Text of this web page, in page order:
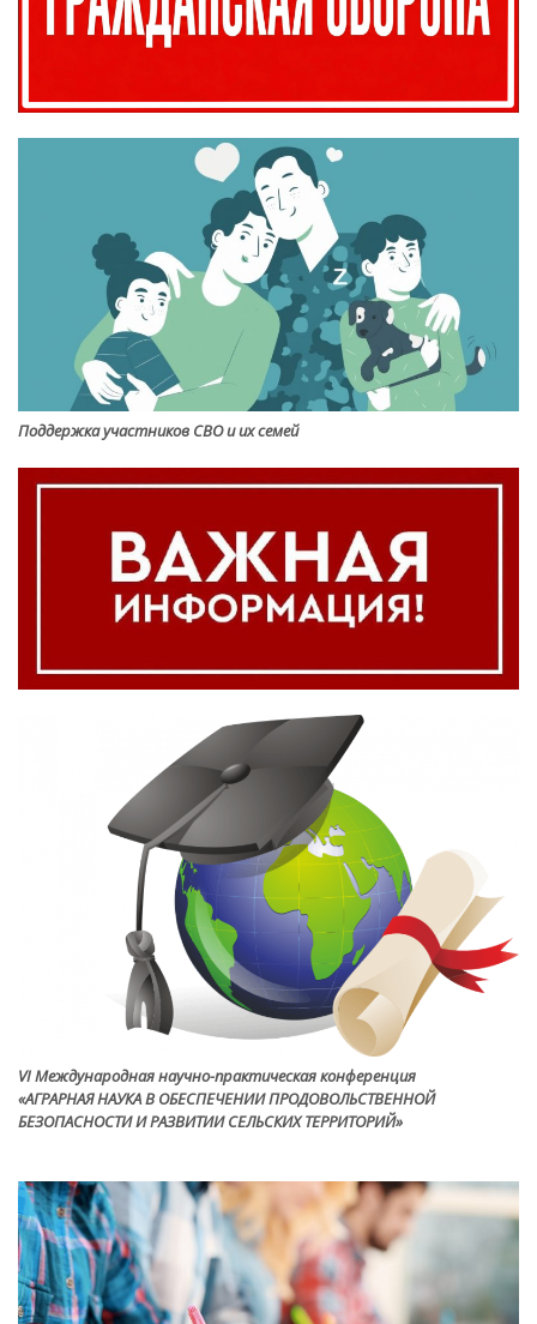
Поддержка участников СВО и их семей
VI Международная научно-практическая конференция
«АГРАРНАЯ НАУКА В ОБЕСПЕЧЕНИИ ПРОДОВОЛЬСТВЕННОЙ
БЕЗОПАСНОСТИ И РАЗВИТИИ СЕЛЬСКИХ ТЕРРИТОРИЙ»